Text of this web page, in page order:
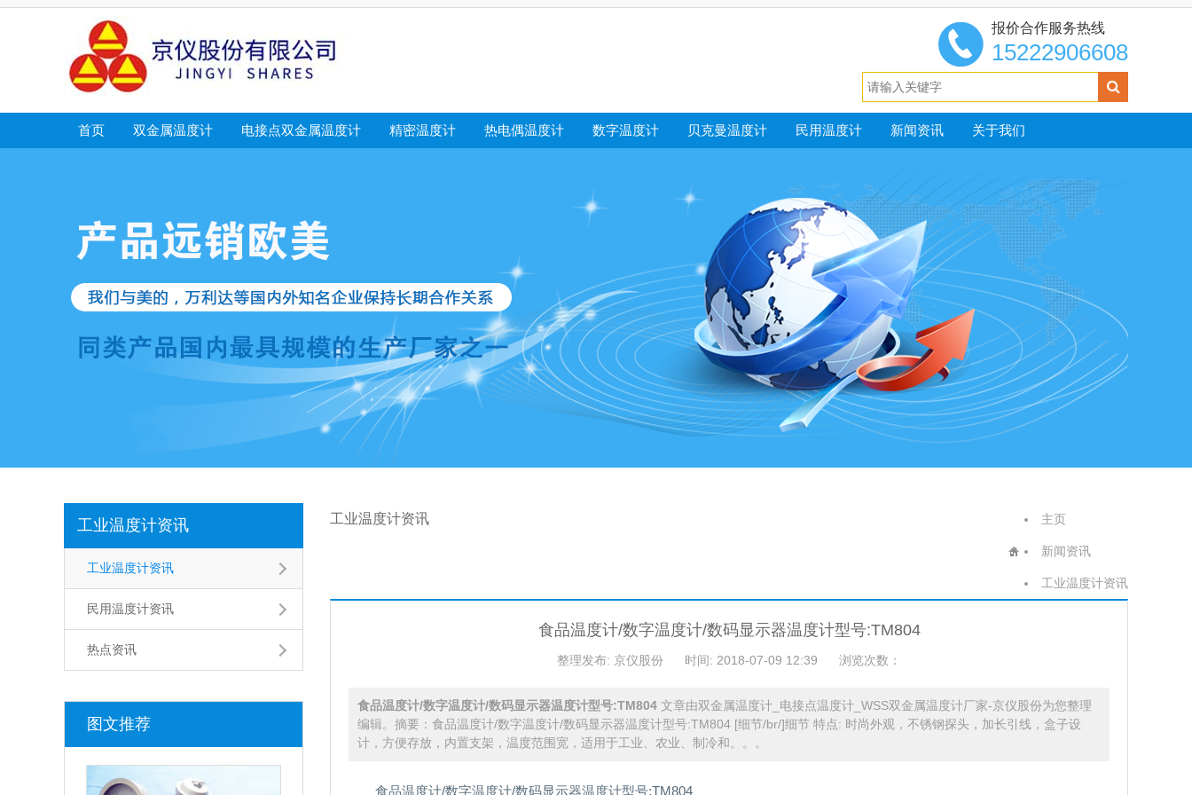
报价合作服务热线
15222906608
首页 双金属温度计 电接点双金属温度计 精密温度计 热电偶温度计 数字温度计 贝克曼温度计 民用温度计 新闻资讯 关于我们
工业温度计资讯
工业温度计资讯
民用温度计资讯
热点资讯
图文推荐
工业温度计资讯 主页
新闻资讯
工业温度计资讯
食品温度计/数字温度计/数码显示器温度计型号:TM804
整理发布: 京仪股份 时间: 2018-07-09 12:39 浏览次数：
食品温度计/数字温度计/数码显示器温度计型号:TM804 文章由双金属温度计_电接点温度计_WSS双金属温度计厂家-京仪股份为您整理
编辑。摘要：食品温度计/数字温度计/数码显示器温度计型号:TM804 [细节/br/]细节 特点: 时尚外观，不锈钢探头，加长引线，盒子设
计，方便存放，内置支架，温度范围宽，适用于工业、农业、制冷和。。。
食品温度计/数字温度计/数码显示器温度计型号:TM804